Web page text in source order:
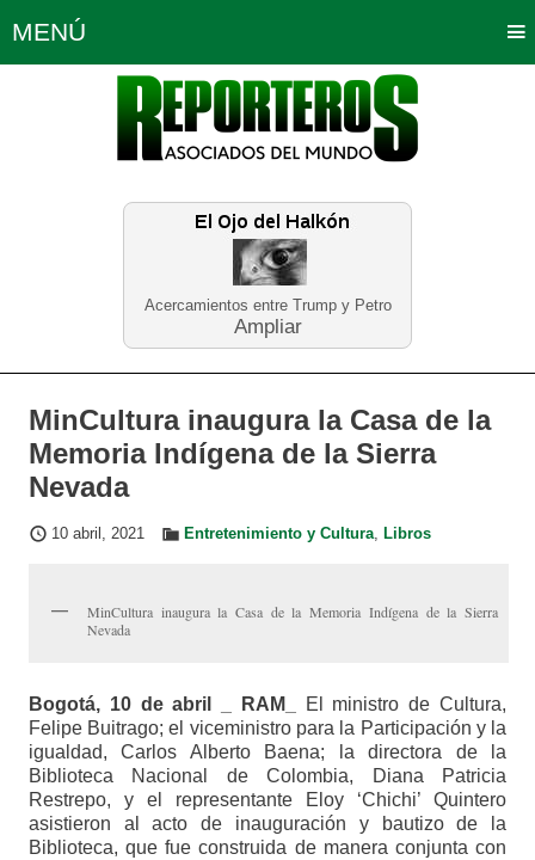
Acercamientos entre Trump y Petro
Ampliar
MENÚ
Política Opinión Bogotá
Planeta Tierra Deportes
Educación Neira
MinCultura inaugura la Casa de la
Memoria Indígena de la Sierra
Nevada
10 abril, 2021 Entretenimiento y Cultura, Libros
MinCultura inaugura la Casa de la Memoria Indígena de la Sierra
Nevada
Bogotá, 10 de abril _ RAM_
El ministro de Cultura,
Felipe Buitrago; el viceministro para la Participación y la
igualdad, Carlos Alberto Baena; la directora de la
Biblioteca Nacional de Colombia, Diana Patricia
Restrepo, y el representante Eloy ‘Chichi’ Quintero
asistieron al acto de inauguración y bautizo de la
Biblioteca, que fue construida de manera conjunta con